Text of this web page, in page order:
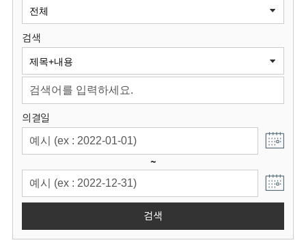
원
회
검색
의결일
~
검색